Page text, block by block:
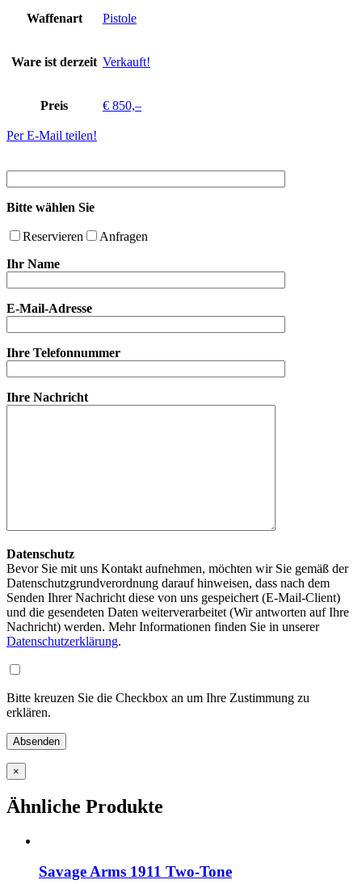
Waffenart Pistole
Ware ist derzeit Verkauft!
Preis € 850,–
Per E-Mail teilen!
Bitte wählen Sie
Reservieren
Anfragen
Ihr Name
E-Mail-Adresse
Ihre Telefonnummer
Ihre Nachricht
Datenschutz
Bevor Sie mit uns Kontakt aufnehmen, möchten wir Sie gemäß der
Datenschutzgrundverordnung darauf hinweisen, dass nach dem
Senden Ihrer Nachricht diese von uns gespeichert (E-Mail-Client)
und die gesendeten Daten weiterverarbeitet (Wir antworten auf Ihre
Nachricht) werden. Mehr Informationen finden Sie in unserer
Datenschutzerklärung.
Bitte kreuzen Sie die Checkbox an um Ihre Zustimmung zu
erklären.
×
Ähnliche Produkte
Savage Arms 1911 Two-Tone